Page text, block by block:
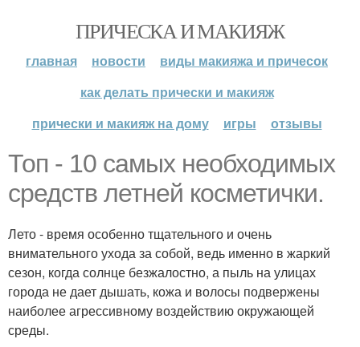
ПРИЧЕСКА И МАКИЯЖ
главная новости
виды макияжа и причесок
как делать прически и макияж
прически и макияж на дому
игры отзывы
Топ - 10 самых необходимых
средств летней косметички.
Лето - время особенно тщательного и очень
внимательного ухода за собой, ведь именно в жаркий
сезон, когда солнце безжалостно, а пыль на улицах
города не дает дышать, кожа и волосы подвержены
наиболее агрессивному воздействию окружающей
среды.